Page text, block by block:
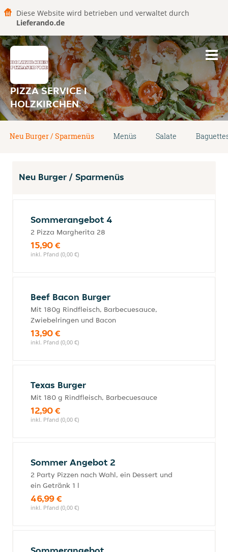
Diese Website wird betrieben und verwaltet durch
Lieferando.de
PIZZA SERVICE I
HOLZKIRCHEN
Neu Burger / Sparmenüs Menüs Salate
Neu Burger / Sparmenüs
Sommerangebot 4
2 Pizza Margherita 28
15,90 €
inkl. Pfand (0,00 €)
Beef Bacon Burger
Mit 180g Rindfleisch, Barbecuesauce,
Zwiebelringen und Bacon
13,90 €
inkl. Pfand (0,00 €)
Texas Burger
Mit 180 g Rindfleisch, Barbecuesauce
12,90 €
inkl. Pfand (0,00 €)
Sommer Angebot 2
2 Party Pizzen nach Wahl, ein Dessert und
ein Getränk 1 l
46,99 €
inkl. Pfand (0,00 €)